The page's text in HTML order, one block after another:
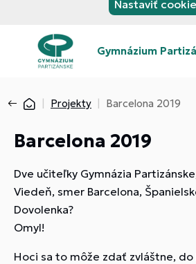
Nastaviť
Gymnázium
Projekty Barcelona 2019
Barcelona 2019
Dve učiteľky Gymnázia
Viedeň, smer Barcelona,
Dovolenka?
Omyl!
Hoci sa to môže zdať zvláštne,